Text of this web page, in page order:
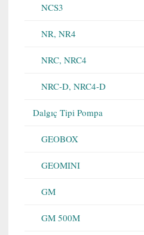
NCS3
NR, NR4
NRC, NRC4
NRC-D, NRC4-D
Dalgıç Tipi Pompa
GEOBOX
GEOMINI
GM
GM 500M